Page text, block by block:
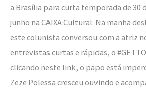
a Brasília para curta temporada de 30
junho na CAIXA Cultural. Na manhã
este colunista conversou com a atriz
entrevistas curtas e rápidas, o
clicando neste link, o papo está
Zeze Polessa cresceu ouvindo e